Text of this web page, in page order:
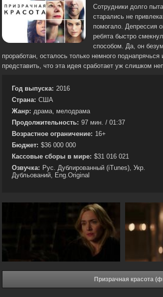
Сотрудники долго
старались не
помогало. Депрессия
ребята быстро
способом. Да, он
проработан, осталось только немного
представить, что эта идея сработает уж слишком
Год выпуска: 2016
Страна: США
Жанр: драма, мелодрама
Продолжительность: 97 мин. / 01:37
Возрастное ограничение: 16+
Бюджет: $36 000 000
Кассовые сборы в мире: $31 016 021
Озвучка: Рус. Дублированный (iTunes), Укр.
Дубльований, Eng.Original
Призрачная красота